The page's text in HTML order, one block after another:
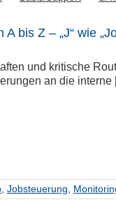
bis Z – „J“ wie
und kritische
an die interne
Jobsteuerung